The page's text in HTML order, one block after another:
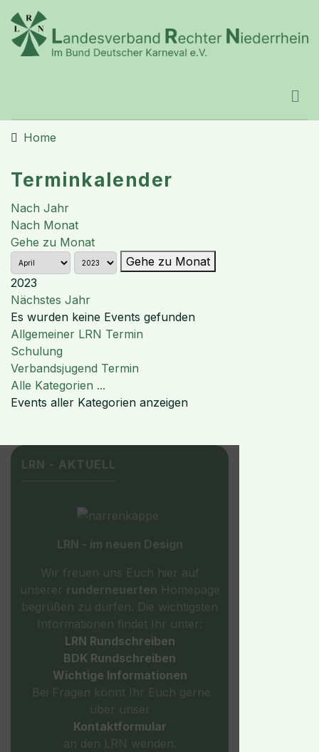
Home
Terminkalender
Nach Jahr
Nach Monat
Gehe zu Monat
Gehe zu Monat
2023
Nächstes Jahr
Es wurden keine Events gefunden
Limite der Paginierungsliste
Allgemeiner LRN Termin
Schulung
Verbandsjugend Termin
Alle Kategorien ...
Events aller Kategorien anzeigen
LRN - AKTUELL
LRN - im neuen Design
Wir freuen uns Euch hier auf
unserer runderneuerten Homepage
begrüßen zu dürfen. Die wichtigsten
Informationen findet Ihr unter:
LRN Rundschreiben
BDK Rundschreiben
Wichtige Informationen
Bei Fragen könnt Ihr Euch gerne
über unser
Kontaktformular
an den LRN wenden.